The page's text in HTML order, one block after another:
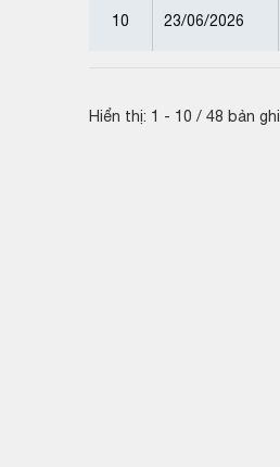
10 23/06/2026
Hiển thị: 1 - 10 / 48 bản ghi